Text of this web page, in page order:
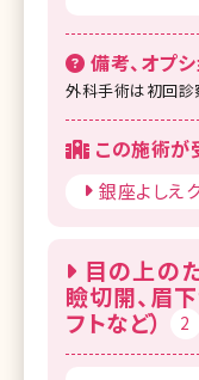
備考、オプシ
外科手術は初回
この施術が
銀座よしえ
目の上の
瞼切開、眉
フトなど）
2